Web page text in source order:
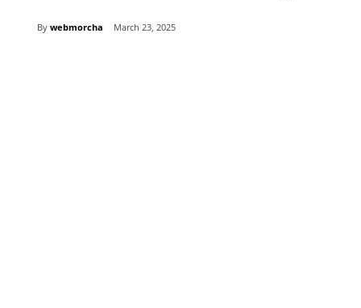
By webmorcha March 23, 2025